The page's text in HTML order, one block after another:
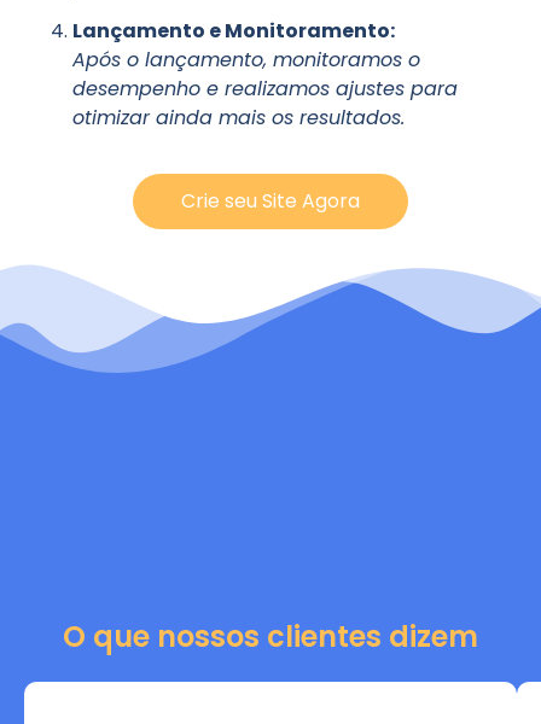
Lançamento e Monitoramento:
Após o lançamento, monitoramos o
desempenho e realizamos ajustes para
otimizar ainda mais os resultados.
Crie seu Site Agora
O que nossos clientes dizem